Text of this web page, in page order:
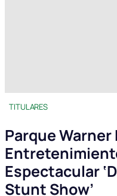
TITULARES
Parque
Espectacular
Stunt Show’